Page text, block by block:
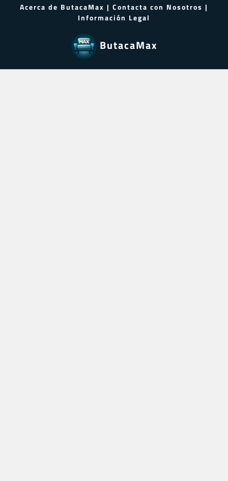
Acerca de ButacaMax | Contacta con Nosotros |
Información Legal
ButacaMax